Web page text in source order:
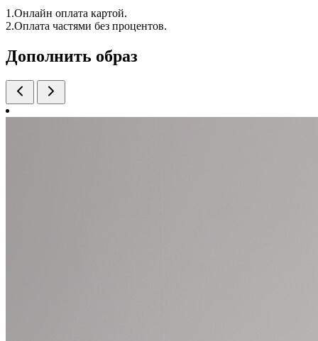
1.Онлайн оплата картой.
2.Оплата частями без процентов.
Дополнить образ